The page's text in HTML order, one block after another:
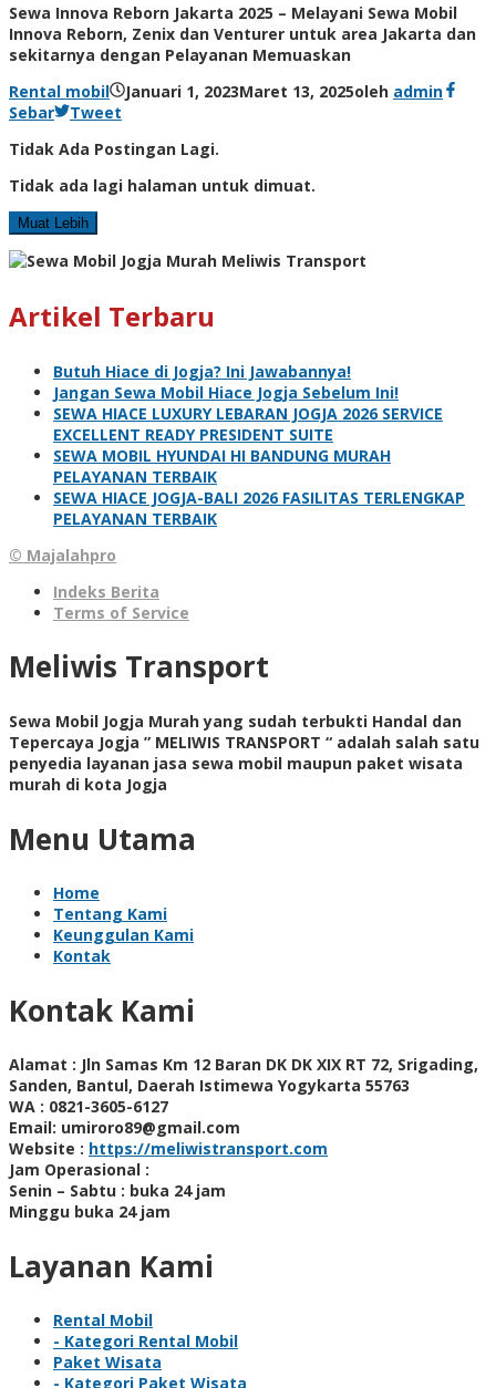
Sewa Innova Reborn Jakarta 2025 – Melayani Sewa Mobil
Innova Reborn, Zenix dan Venturer untuk area Jakarta dan
sekitarnya dengan Pelayanan Memuaskan
Rental mobil
Januari 1, 2023Maret 13, 2025oleh admin
Sebar
Tweet
Tidak Ada Postingan Lagi.
Tidak ada lagi halaman untuk dimuat.
Muat Lebih
Artikel Terbaru
Butuh Hiace di Jogja? Ini Jawabannya!
Jangan Sewa Mobil Hiace Jogja Sebelum Ini!
SEWA HIACE LUXURY LEBARAN JOGJA 2026 SERVICE
EXCELLENT READY PRESIDENT SUITE
SEWA MOBIL HYUNDAI HI BANDUNG MURAH
PELAYANAN TERBAIK
SEWA HIACE JOGJA-BALI 2026 FASILITAS TERLENGKAP
PELAYANAN TERBAIK
© Majalahpro
Indeks Berita
Terms of Service
Meliwis Transport
Sewa Mobil Jogja Murah yang sudah terbukti Handal dan
Tepercaya Jogja ” MELIWIS TRANSPORT “ adalah salah satu
penyedia layanan jasa sewa mobil maupun paket wisata
murah di kota Jogja
Menu Utama
Home
Tentang Kami
Keunggulan Kami
Kontak
Kontak Kami
Alamat : Jln Samas Km 12 Baran DK DK XIX RT 72, Srigading,
Sanden, Bantul, Daerah Istimewa Yogykarta 55763
WA : 0821-3605-6127
Email: umiroro89@gmail.com
Website : https://meliwistransport.com
Jam Operasional :
Senin – Sabtu : buka 24 jam
Minggu buka 24 jam
Layanan Kami
Rental Mobil
- Kategori Rental Mobil
Paket Wisata
- Kategori Paket Wisata